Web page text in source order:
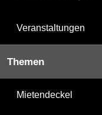
Veranstaltungen
Themen
Mietendeckel